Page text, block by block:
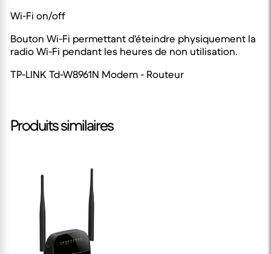
Wi-Fi on/off
Bouton Wi-Fi permettant d'éteindre physiquement la
radio Wi-Fi pendant les heures de non utilisation.
TP-LINK Td-W8961N Modem - Routeur
Produits similaires